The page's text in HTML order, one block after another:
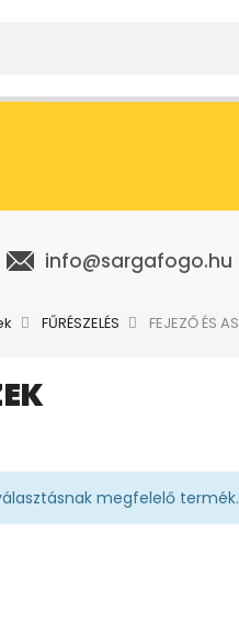
info@sargafogo.hu
FŰRÉSZELÉS
megfelelő termék.